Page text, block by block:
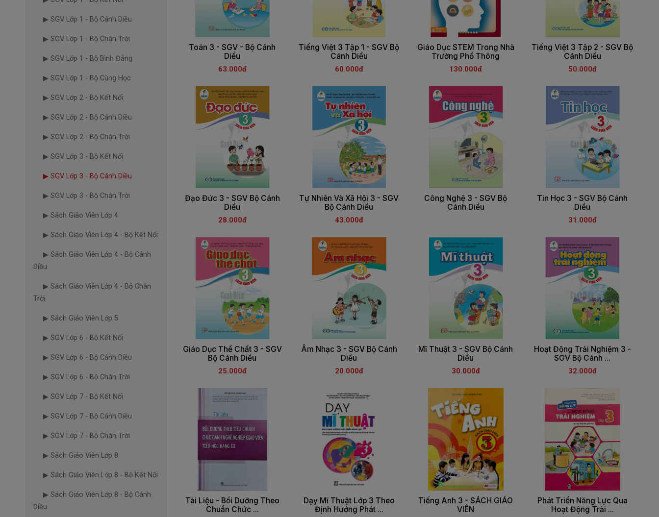
▶ SGV Lớp 1 - Bộ Cánh Diều
▶ SGV Lớp 1 - Bộ Chân Trời
▶ SGV Lớp 1 - Bộ Bình Đẳng
▶ SGV Lớp 1 - Bộ Cùng Học
▶ SGV Lớp 2 - Bộ Kết Nối
▶ SGV Lớp 2 - Bộ Cánh Diều
▶ SGV Lớp 2 - Bộ Chân Trời
▶ SGV Lớp 3 - Bộ Kết Nối
▶ SGV Lớp 3 - Bộ Cánh Diều
▶ SGV Lớp 3 - Bộ Chân Trời
▶ Sách Giáo Viên Lớp 4
▶ Sách Giáo Viên Lớp 4 - Bộ Kết Nối
▶ Sách Giáo Viên Lớp 4 - Bộ Cánh
Diều
▶ Sách Giáo Viên Lớp 4 - Bộ Chân
Trời
▶ Sách Giáo Viên Lớp 5
▶ SGV Lớp 6 - Bộ Kết Nối
▶ SGV Lớp 6 - Bộ Cánh Diều
▶ SGV Lớp 6 - Bộ Chân Trời
▶ SGV Lớp 7 - Bộ Kết Nối
▶ SGV Lớp 7 - Bộ Cánh Diều
▶ SGV Lớp 7 - Bộ Chân Trời
▶ Sách Giáo Viên Lớp 8
▶ Sách Giáo Viên Lớp 8 - Bộ Kết Nối
▶ Sách Giáo Viên Lớp 8 - Bộ Cánh
Diều
Toán 3 - SGV - Bộ Cánh
Diều
63.000đ
Tiếng Việt 3 Tập 1 - SGV Bộ
Cánh Diều
60.000đ
Giáo Dục STEM Trong Nhà
Trường Phổ Thông
130.000đ
Tiếng Việt 3 Tập 2 - SGV Bộ
Cánh Diều
50.000đ
Đạo Đức 3 - SGV Bộ Cánh
Diều
28.000đ
Tự Nhiên Và Xã Hội 3 - SGV
Bộ Cánh Diều
43.000đ
Công Nghệ 3 - SGV Bộ
Cánh Diều
Tin Học 3 - SGV Bộ Cánh
Diều
31.000đ
Giáo Dục Thể Chất 3 - SGV
Bộ Cánh Diều
25.000đ
Âm Nhạc 3 - SGV Bộ Cánh
Diều
20.000đ
Mĩ Thuật 3 - SGV Bộ Cánh
Diều
30.000đ
Hoạt Động Trải Nghiệm 3 -
SGV Bộ Cánh ...
32.000đ
Tài Liệu - Bồi Dưỡng Theo
Chuẩn Chức ...
Dạy Mĩ Thuật Lớp 3 Theo
Định Hướng Phát ...
Tiếng Anh 3 - SÁCH GIÁO
VIÊN
Phát Triển Năng Lực Qua
Hoạt Động Trải ...